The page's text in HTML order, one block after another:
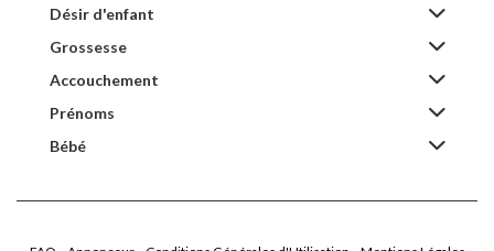
Désir d'enfant
Grossesse
Accouchement
Prénoms
Bébé